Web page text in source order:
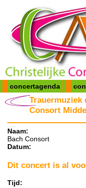
concertagenda
Trauermuziek
Consort
Naam:
Bach Consort
Datum:
Dit concert is al
Tijd: